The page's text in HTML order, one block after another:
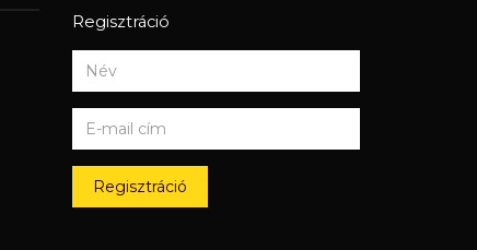
Regisztráció
Regisztráció